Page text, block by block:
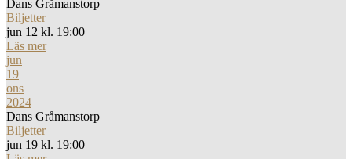
Dans Gråmanstorp
Biljetter
jun 12 kl. 19:00
Läs mer
jun
19
ons
2024
Dans Gråmanstorp
Biljetter
jun 19 kl. 19:00